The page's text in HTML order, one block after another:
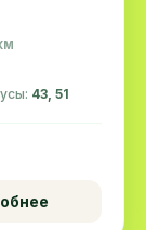
43, 51